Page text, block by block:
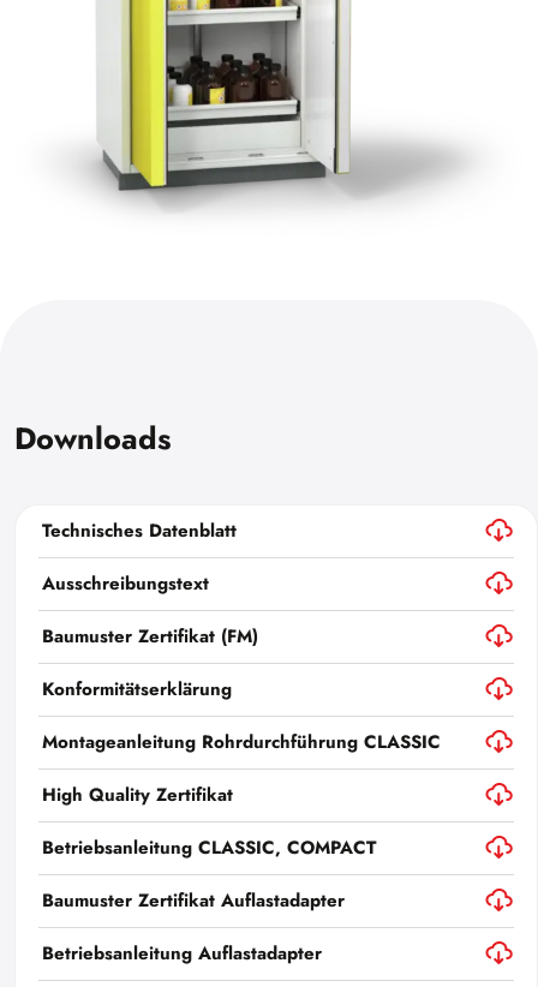
Downloads
Technisches Datenblatt
Ausschreibungstext
Baumuster Zertifikat (FM)
Konformitätserklärung
Montageanleitung Rohrdurchführung CLASSIC
High Quality Zertifikat
Betriebsanleitung CLASSIC, COMPACT
Baumuster Zertifikat Auflastadapter
Betriebsanleitung Auflastadapter